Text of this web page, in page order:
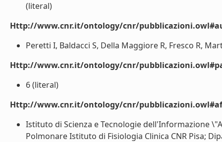
(literal)
Http://www.cnr.it/ontology/cnr/
Peretti I, Baldacci S, Della Maggiore R, Fresco R,
Http://www.cnr.it/ontology/cnr/
6 (literal)
Http://www.cnr.it/ontology/cnr/
Istituto di Scienza e Tecnologie dell'Informazione
Polmonare Istituto di Fisiologia Clinica CNR Pisa;